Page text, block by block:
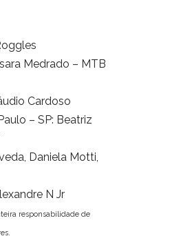
Medrado – MTB
Cardoso
– SP: Beatriz
Daniela Motti,
N Jr
responsabilidade de